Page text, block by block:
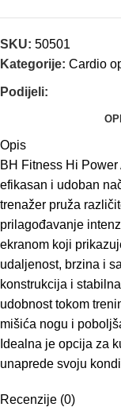
SKU: 50501
Kategorije: Cardio
Podijeli:
Opis
BH Fitness Hi
efikasan i udoban
trenažer pruža
prilagođavanje
ekranom koji
udaljenost, brzina i
konstrukcija i
udobnost tokom
mišića nogu i
Idealna je opcija za
unaprede svoju
Recenzije (0)